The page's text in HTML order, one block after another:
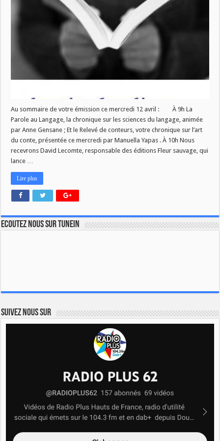
Vie
des
Livres
mercredi
12
Au sommaire de votre émission ce mercredi 12 avril : À 9h La
Parole au Langage, la chronique sur les sciences du langage, animée
par Anne Gensane ; Et le Relevé de conteurs, votre chronique sur l’art
du conte, présentée ce mercredi par Manuella Yapas . À 10h Nous
recevrons David Lecomte, responsable des éditions Fleur sauvage, qui
lance …
Lire plus
Ecoutez nous sur TuneIn
Suivez nous sur